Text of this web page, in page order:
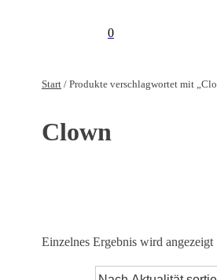
0
Start / Produkte verschlagwortet mit
Clown
Einzelnes Ergebnis wird angezeigt